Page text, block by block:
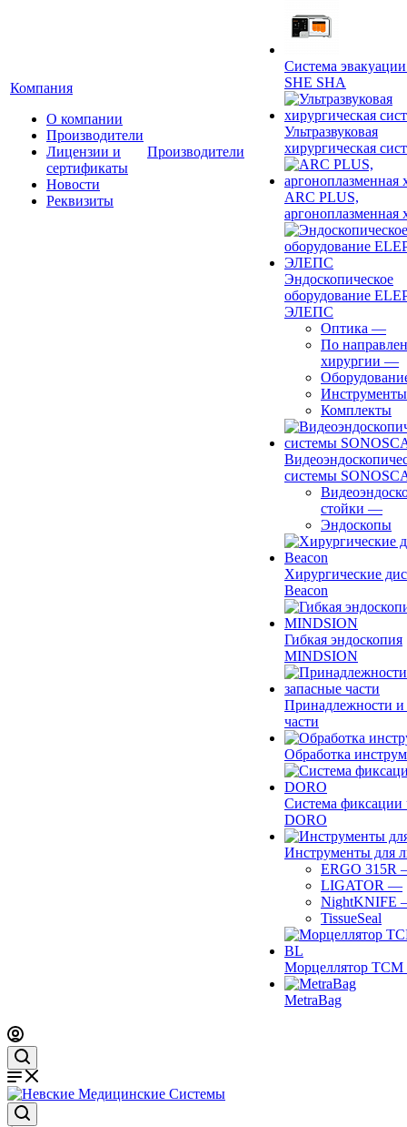
Компания
О компании
Производители
Лицензии и
сертификаты
Новости
Реквизиты
Производители
Система
SHE SHA
Ультразвуковая
хирургическая
ARC PLUS,
аргоноплазменная
Эндоскопическое
оборудование
ЭЛЕПС
Оптика —
По
хирургии —
Инструменты
Комплекты
системы
стойки —
Эндоскопы
Хирургические
Beacon
Гибкая эндоскопия
MINDSION
Принадлежности и
части
Обработка
Система фиксации
DORO
Инструменты для
ERGO 315R
LIGATOR —
NightKNIFE
TissueSeal
Морцеллятор ТСМ
MetraBag